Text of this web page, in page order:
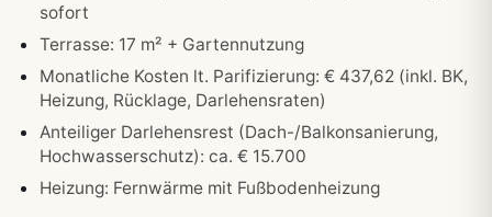
sofort
Terrasse: 17 m² + Gartennutzung
Monatliche Kosten lt. Parifizierung: € 437,62 (inkl. BK,
Heizung, Rücklage, Darlehensraten)
Anteiliger Darlehensrest (Dach-/Balkonsanierung,
Hochwasserschutz): ca. € 15.700
Heizung: Fernwärme mit Fußbodenheizung